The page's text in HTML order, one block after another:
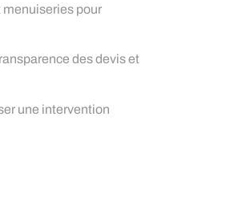
menuiseries pour
des devis et
une intervention